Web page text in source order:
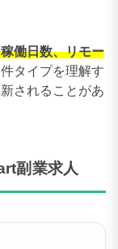
働日数、リモー
タイプを理解す
されることがあ
副業求人